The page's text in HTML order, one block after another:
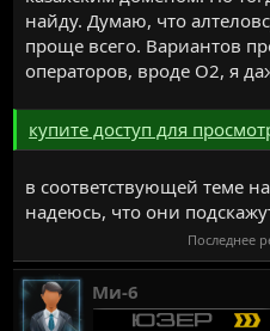
найду. Думаю, что
проще всего. Вариантов
операторов, вроде O2, я
купите доступ для
в соответствующей теме
надеюсь, что они
Последнее
Ми-6